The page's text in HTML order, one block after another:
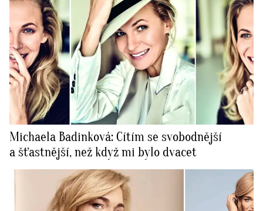
Michaela Badinková: Cítím se svobodnější
a šťastnější, než když mi bylo dvacet